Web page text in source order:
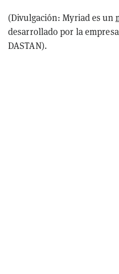
(Divulgación: Myriad es un
desarrollado por la
DASTAN).